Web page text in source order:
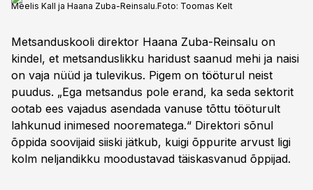
Meelis Kall ja Haana Zuba-Reinsalu.Foto: Toomas Kelt
Metsanduskooli direktor Haana Zuba-Reinsalu on
kindel, et metsanduslikku haridust saanud mehi ja naisi
on vaja nüüd ja tulevikus. Pigem on tööturul neist
puudus. „Ega metsandus pole erand, ka seda sektorit
ootab ees vajadus asendada vanuse tõttu tööturult
lahkunud inimesed noorematega.“ Direktori sõnul
õppida soovijaid siiski jätkub, kuigi õppurite arvust ligi
kolm neljandikku moodustavad täiskasvanud õppijad.